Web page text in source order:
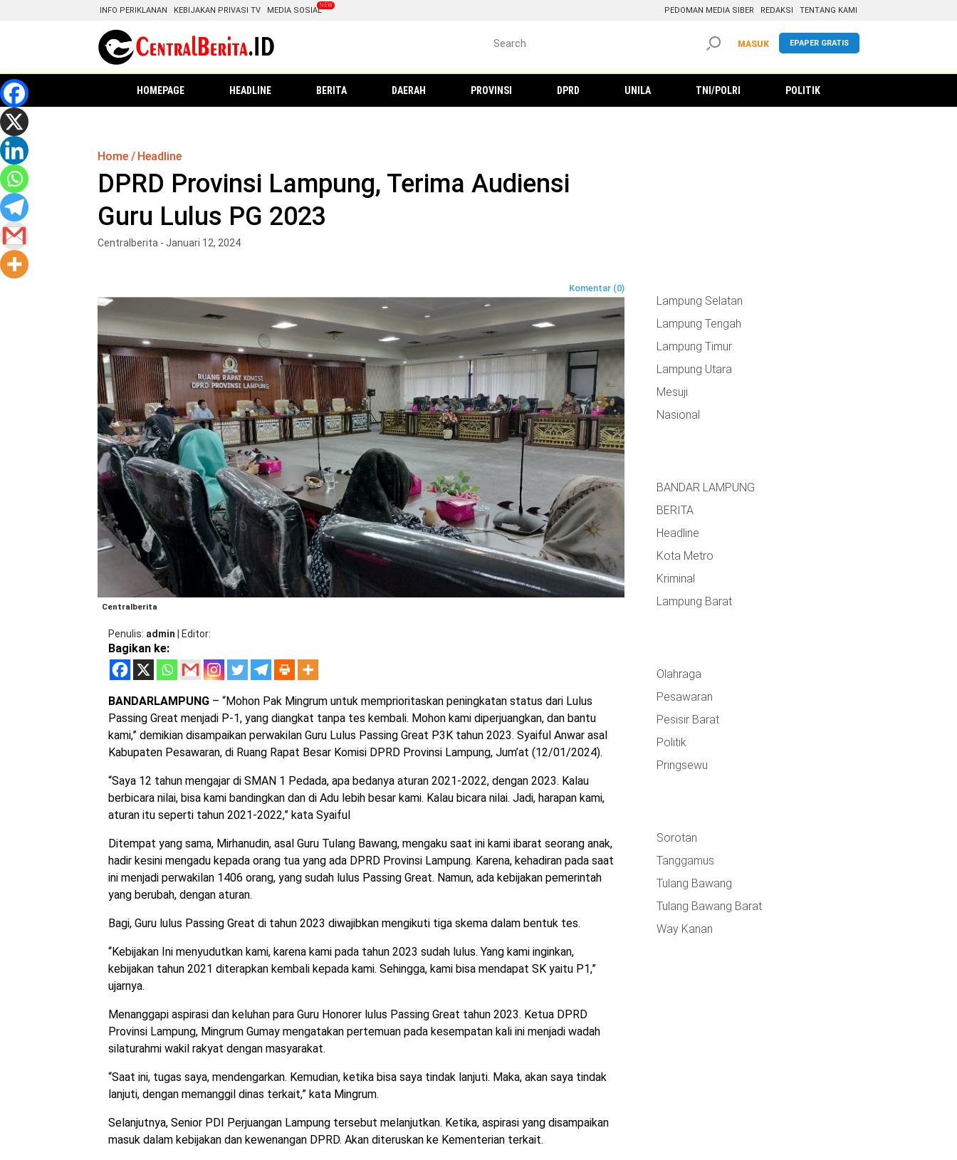
INFO PERIKLANAN KEBIJAKAN PRIVASI TV MEDIA SOSIAL PEDOMAN MEDIA SIBER REDAKSI TENTANG KAMI
EPAPER GRATIS
MASUK
HOMEPAGE HEADLINE BERITA DAERAH PROVINSI DPRD UNILA TNI/POLRI POLITIK
Home Headline
DPRD Provinsi Lampung, Terima Audiensi
Guru Lulus PG 2023
Centralberita - Januari 12, 2024
Komentar (0)
Centralberita
Penulis admin Editor
Bagikan ke:
BANDARLAMPUNG – “Mohon Pak Mingrum untuk memprioritaskan peningkatan status dari Lulus
Passing Great menjadi P-1, yang diangkat tanpa tes kembali. Mohon kami diperjuangkan, dan bantu
kami,” demikian disampaikan perwakilan Guru Lulus Passing Great P3K tahun 2023. Syaiful Anwar asal
Kabupaten Pesawaran, di Ruang Rapat Besar Komisi DPRD Provinsi Lampung, Jum’at (12/01/2024).
“Saya 12 tahun mengajar di SMAN 1 Pedada, apa bedanya aturan 2021-2022, dengan 2023. Kalau
berbicara nilai, bisa kami bandingkan dan di Adu lebih besar kami. Kalau bicara nilai. Jadi, harapan kami,
aturan itu seperti tahun 2021-2022,” kata Syaiful
Ditempat yang sama, Mirhanudin, asal Guru Tulang Bawang, mengaku saat ini kami ibarat seorang anak,
hadir kesini mengadu kepada orang tua yang ada DPRD Provinsi Lampung. Karena, kehadiran pada saat
ini menjadi perwakilan 1406 orang, yang sudah lulus Passing Great. Namun, ada kebijakan pemerintah
yang berubah, dengan aturan.
Bagi, Guru lulus Passing Great di tahun 2023 diwajibkan mengikuti tiga skema dalam bentuk tes.
“Kebijakan Ini menyudutkan kami, karena kami pada tahun 2023 sudah lulus. Yang kami inginkan,
kebijakan tahun 2021 diterapkan kembali kepada kami. Sehingga, kami bisa mendapat SK yaitu P1,”
ujarnya.
Menanggapi aspirasi dan keluhan para Guru Honorer lulus Passing Great tahun 2023. Ketua DPRD
Provinsi Lampung, Mingrum Gumay mengatakan pertemuan pada kesempatan kali ini menjadi wadah
silaturahmi wakil rakyat dengan masyarakat.
“Saat ini, tugas saya, mendengarkan. Kemudian, ketika bisa saya tindak lanjuti. Maka, akan saya tindak
lanjuti, dengan memanggil dinas terkait,” kata Mingrum.
Selanjutnya, Senior PDI Perjuangan Lampung tersebut melanjutkan. Ketika, aspirasi yang disampaikan
masuk dalam kebijakan dan kewenangan DPRD. Akan diteruskan ke Kementerian terkait.
Lampung Selatan
Lampung Tengah
Lampung Timur
Lampung Utara
Mesuji
Nasional
BANDAR LAMPUNG
BERITA
Headline
Kota Metro
Kriminal
Lampung Barat
Olahraga
Pesawaran
Pesisir Barat
Politik
Pringsewu
Sorotan
Tanggamus
Tulang Bawang
Tulang Bawang Barat
Way Kanan